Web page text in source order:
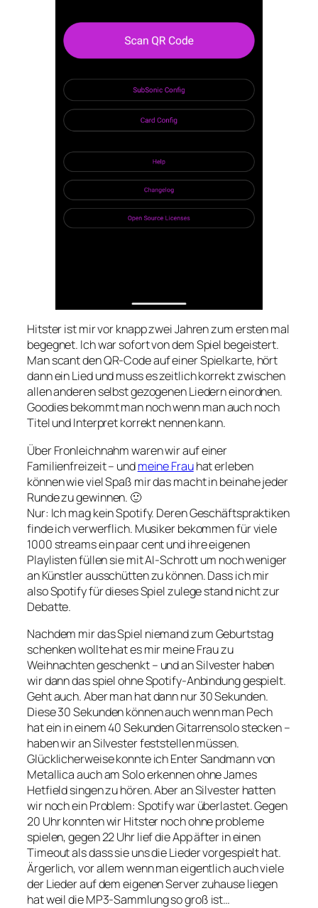
Hitster ist mir vor knapp zwei Jahren zum ersten mal
begegnet. Ich war sofort von dem Spiel begeistert.
Man scant den QR-Code auf einer Spielkarte, hört
dann ein Lied und muss es zeitlich korrekt zwischen
allen anderen selbst gezogenen Liedern einordnen.
Goodies bekommt man noch wenn man auch noch
Titel und Interpret korrekt nennen kann.
Über Fronleichnahm waren wir auf einer
Familienfreizeit – undmeine Frauhat erleben
können wie viel Spaß mir das macht in beinahe jeder
Runde zu gewinnen. 🙂
Nur: Ich mag kein Spotify. Deren Geschäftspraktiken
finde ich verwerflich. Musiker bekommen für viele
1000 streams ein paar cent und ihre eigenen
Playlisten füllen sie mit AI-Schrott um noch weniger
an Künstler ausschütten zu können. Dass ich mir
also Spotify für dieses Spiel zulege stand nicht zur
Debatte.
Nachdem mir das Spiel niemand zum Geburtstag
schenken wollte hat es mir meine Frau zu
Weihnachten geschenkt – und an Silvester haben
wir dann das spiel ohne Spotify-Anbindung gespielt.
Geht auch. Aber man hat dann nur 30 Sekunden.
Diese 30 Sekunden können auch wenn man Pech
hat ein in einem 40 Sekunden Gitarrensolo stecken –
haben wir an Silvester feststellen müssen.
Glücklicherweise konnte ich Enter Sandmann von
Metallica auch am Solo erkennen ohne James
Hetfield singen zu hören. Aber an Silvester hatten
wir noch ein Problem: Spotify war überlastet. Gegen
20 Uhr konnten wir Hitster noch ohne probleme
spielen, gegen 22 Uhr lief die App äfter in einen
Timeout als dass sie uns die Lieder vorgespielt hat.
Ärgerlich, vor allem wenn man eigentlich auch viele
der Lieder auf dem eigenen Server zuhause liegen
hat weil die MP3-Sammlung so groß ist…